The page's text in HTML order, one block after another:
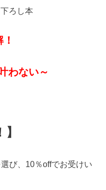
ろし本
わない～
び、10％offでお受けい